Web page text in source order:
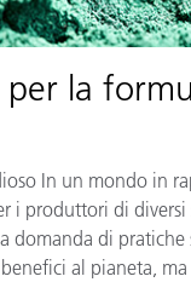
la
In un mondo in
i produttori di
domanda di
al pianeta,